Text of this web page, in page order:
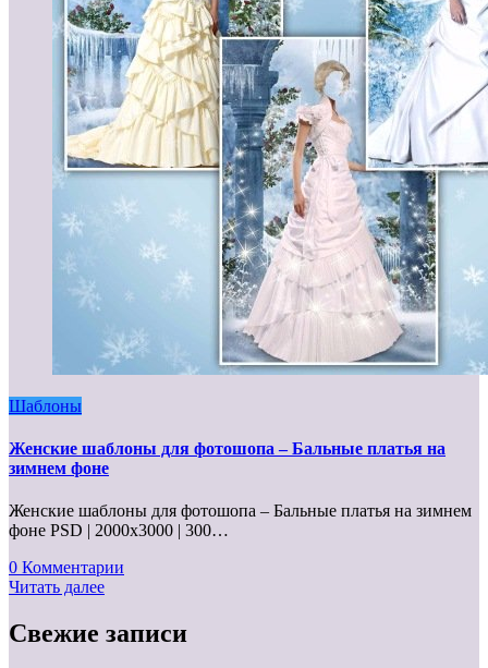
Шаблоны
Женские шаблоны для фотошопа – Бальные платья на
зимнем фоне
Женские шаблоны для фотошопа – Бальные платья на зимнем
фоне PSD | 2000x3000 | 300…
0 Комментарии
Читать далее
Свежие записи